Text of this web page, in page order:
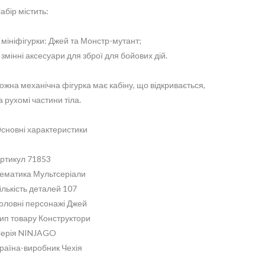
містить:
мініфігурки: Джей та Монстр-мутант;
аксесуари для зброї для бойових дій.
механічна фігурка має кабіну, що відкривається,
рухомі частини тіла.
характеристики
71853
Мультсеріали
деталей 107
персонажі Джей
товару Конструктори
NINJAGO
виробник Чехія